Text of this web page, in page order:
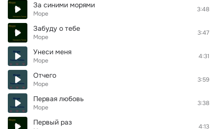
За синими морями
Море
3:48
Забуду о тебе
Море
3:47
Унеси меня
Море
4:31
Отчего
Море
3:59
Первая любовь
Море
3:38
Первый раз 4:13